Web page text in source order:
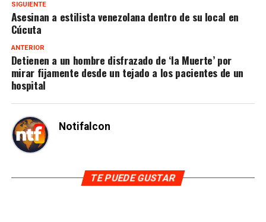
SIGUIENTE
Asesinan a estilista venezolana dentro de su local en
Cúcuta
ANTERIOR
Detienen a un hombre disfrazado de ‘la Muerte’ por
mirar fijamente desde un tejado a los pacientes de un
hospital
Notifalcon
TE PUEDE GUSTAR